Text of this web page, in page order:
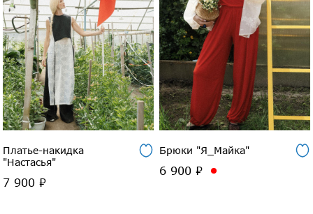
Платье-накидка
"Настасья"
7 900 ₽
Брюки "Я_Майка"
6 900 ₽